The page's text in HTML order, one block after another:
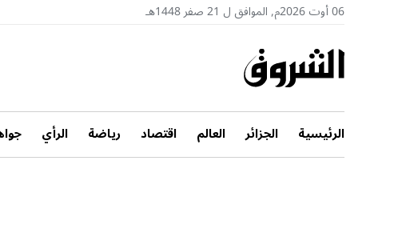
06 أوت 2026م, الموافق ل 21 صفر 1448هـ
الرئيسية الجزائر العالم اقتصاد رياضة الرأي